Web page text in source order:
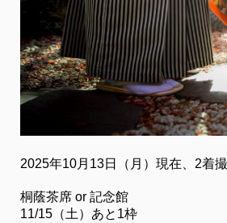
2025年10月13日（月）現在、2着
桐蔭茶席 or 記念館
11/15（土）あと1枠